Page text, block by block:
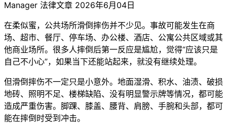
Manager 法律文章 2026年6月04日
在柔似蜜，公共场所滑倒摔伤并不少见。事故可能发生在商
场、超市、餐厅、停车场、办公楼、酒店、公寓公共区域或其
他商业场所。很多人摔倒后第一反应是尴尬，觉得“应该只是
自己不小心”，如果当下还能站起来，就没有继续处理。
但滑倒摔伤不一定只是小意外。地面湿滑、积水、油渍、破损
地砖、照明不足、楼梯缺陷、没有明显警示牌等情况，都可能
造成严重伤害。脚踝、膝盖、腰背、肩膀、手腕和头部，都可
能在摔倒时受到冲击。